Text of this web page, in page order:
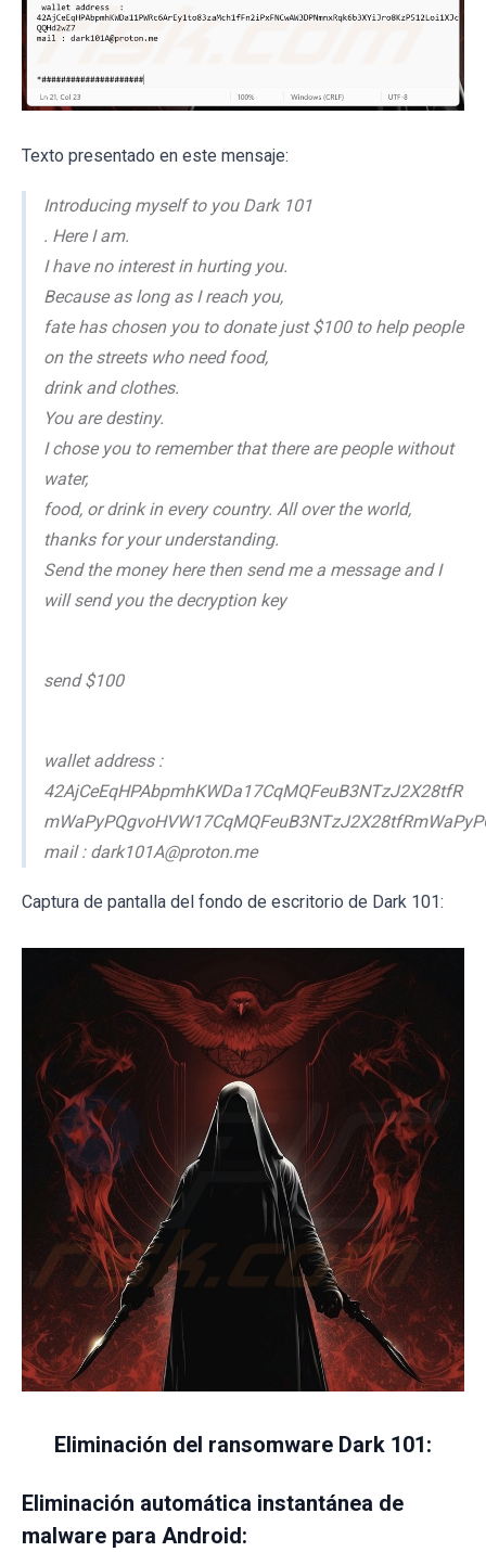
Texto presentado en este mensaje:
Introducing myself to you Dark 101
. Here I am.
I have no interest in hurting you.
Because as long as I reach you,
fate has chosen you to donate just $100 to help people
on the streets who need food,
drink and clothes.
You are destiny.
I chose you to remember that there are people without
water,
food, or drink in every country. All over the world,
thanks for your understanding.
Send the money here then send me a message and I
will send you the decryption key
send $100
wallet address :
42AjCeEqHPAbpmhKWDa17CqMQFeuB3NTzJ2X28tfR
mail : dark101A@proton.me
Captura de pantalla del fondo de escritorio de Dark 101:
Eliminación del ransomware Dark 101:
Eliminación automática instantánea de
malware para Android: